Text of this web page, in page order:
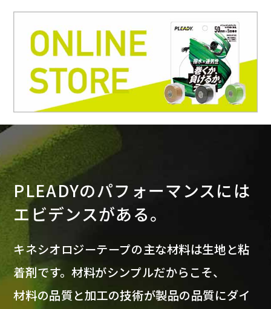
PLEADYのパフォーマンスには
エビデンスがある。
キネシオロジーテープの主な材料は生地と粘
着剤です。材料がシンプルだからこそ、
材料の品質と加工の技術が製品の品質にダイ